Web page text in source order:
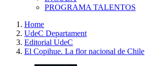
PROGRAMA TALENTOS
Home
UdeC Departament
Editorial UdeC
El Copihue. La flor nacional de Chile